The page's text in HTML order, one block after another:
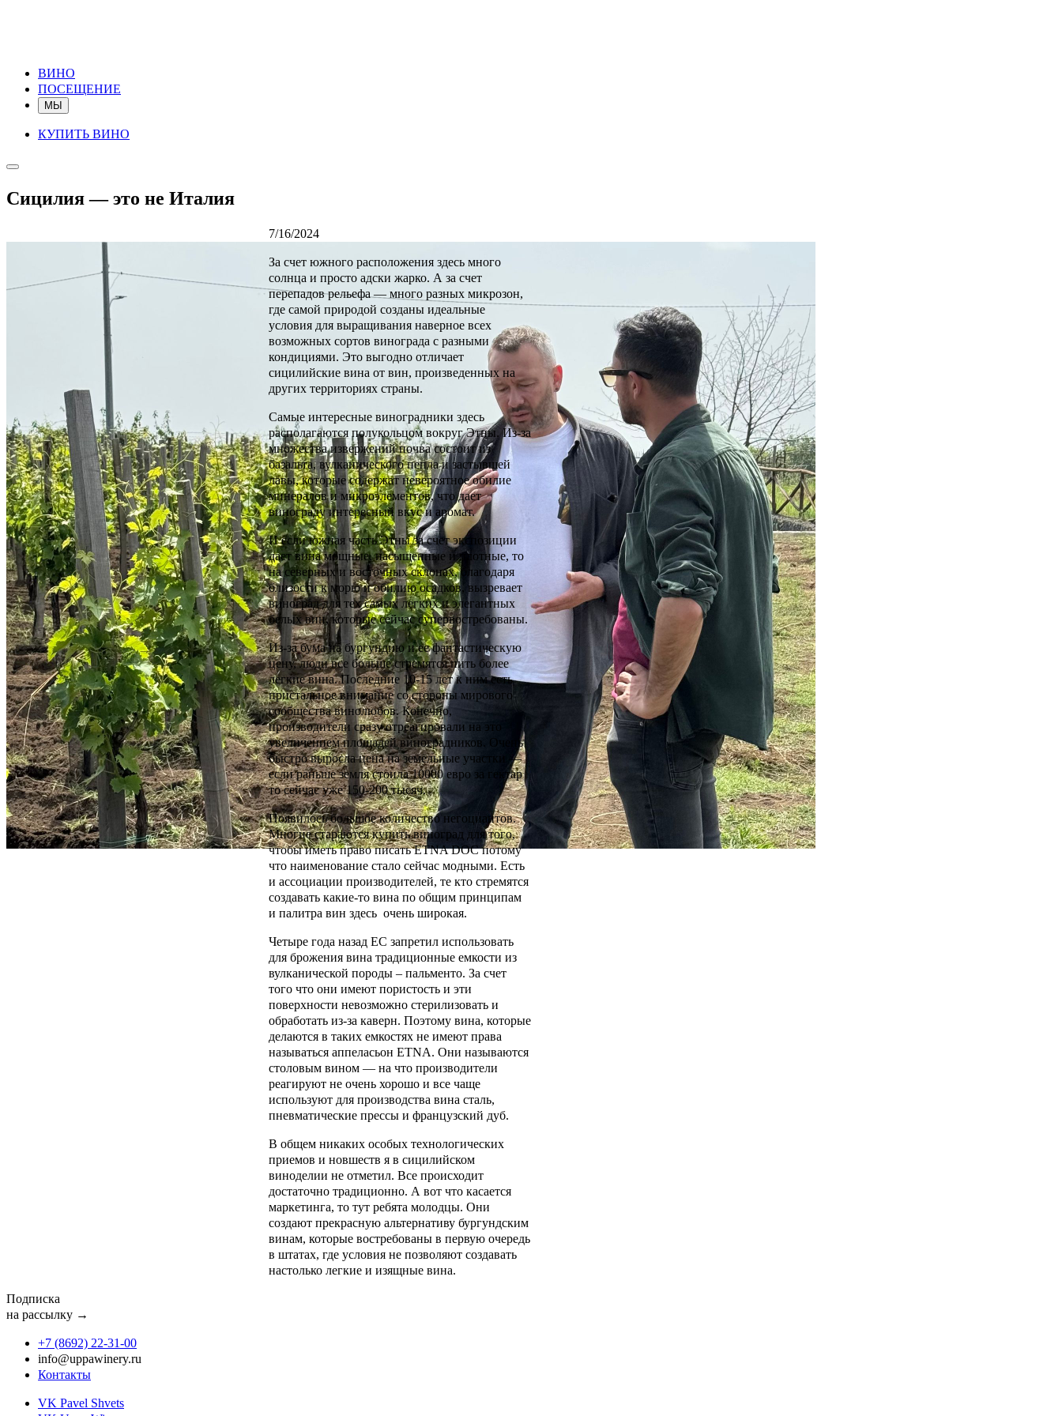
ВИНО
ПОСЕЩЕНИЕ
МЫ
КУПИТЬ ВИНО
Сицилия — это не Италия
7/16/2024
За счет южного расположения здесь много
солнца и просто адски жарко. А за счет
перепадов рельефа — много разных микрозон,
где самой природой созданы идеальные
условия для выращивания наверное всех
возможных сортов винограда с разными
кондициями. Это выгодно отличает
сицилийские вина от вин, произведенных на
других территориях страны.
Самые интересные виноградники здесь
располагаются полукольцом вокруг Этны. Из-за
множества извержений почва состоит из
базальта, вулканического пепла и застывшей
лавы, которые содержат невероятное обилие
минералов и микроэлементов, что дает
винограду интересный вкус и аромат.
И если южная часть Этны за счет экспозиции
дает вина мощные, насыщенные и плотные, то
на северных и восточных склонах, благодаря
близости к морю и обилию осадков, вызревает
виноград для тех самых легких и элегантных
белых вин, которые сейчас супервостребованы.
Из-за бума на бургундию и ее фантастическую
цену, люди все больше стремятся пить более
легкие вина. Последние 10-15 лет к ним есть
пристальное внимание со стороны мирового
сообщества винолюбов. Конечно,
производители сразу отреагировали на это
увеличением площадей виноградников. Очень
быстро выросла цена на земельные участки —
если раньше земля стоила 10000 евро за гектар
то сейчас уже 150-200 тысяч.
Появилось большое количество негоциантов.
Многие стараются купить виноград для того,
чтобы иметь право писать ETNA DOC потому
что наименование стало сейчас модными. Есть
и ассоциации производителей, те кто стремятся
создавать какие-то вина по общим принципам
и палитра вин здесь очень широкая.
Четыре года назад ЕС запретил использовать
для брожения вина традиционные емкости из
вулканической породы – пальменто. За счет
того что они имеют пористость и эти
поверхности невозможно стерилизовать и
обработать из-за каверн. Поэтому вина, которые
делаются в таких емкостях не имеют права
называться аппеласьон ETNA. Они называются
столовым вином — на что производители
реагируют не очень хорошо и все чаще
используют для производства вина сталь,
пневматические прессы и французский дуб.
В общем никаких особых технологических
приемов и новшеств я в сицилийском
виноделии не отметил. Все происходит
достаточно традиционно. А вот что касается
маркетинга, то тут ребята молодцы. Они
создают прекрасную альтернативу бургундским
винам, которые востребованы в первую очередь
в штатах, где условия не позволяют создавать
настолько легкие и изящные вина.
Подписка
на рассылку →
+7 (8692) 22‑31‑00
info@uppawinery.ru
Контакты
VK Pavel Shvets